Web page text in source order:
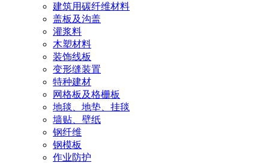
建筑用碳纤维材料
盖板及沟盖
灌浆料
木塑材料
装饰线板
变形缝装置
特种建材
网格板及格栅板
地毯、地垫、挂毯
墙贴、壁纸
钢纤维
钢模板
作业防护